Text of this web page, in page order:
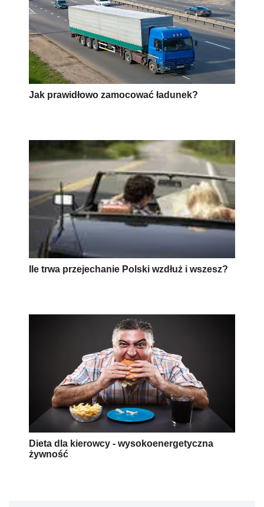
Jak prawidłowo zamocować ładunek?
Ile trwa przejechanie Polski wzdłuż i wszesz?
Dieta dla kierowcy - wysokoenergetyczna
żywność